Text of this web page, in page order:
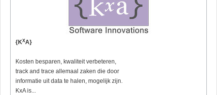
{KXA}
Kosten besparen, kwaliteit verbeteren,
track and trace allemaal zaken die door
informatie uit data te halen, mogelijk zijn.
KxA is...